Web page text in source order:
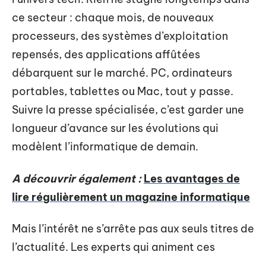
ce secteur : chaque mois, de nouveaux
processeurs, des systèmes d’exploitation
repensés, des applications affûtées
débarquent sur le marché. PC, ordinateurs
portables, tablettes ou Mac, tout y passe.
Suivre la presse spécialisée, c’est garder une
longueur d’avance sur les évolutions qui
modèlent l’informatique de demain.
A découvrir également : Les avantages de
lire régulièrement un magazine informatique
Mais l’intérêt ne s’arrête pas aux seuls titres de
l’actualité. Les experts qui animent ces